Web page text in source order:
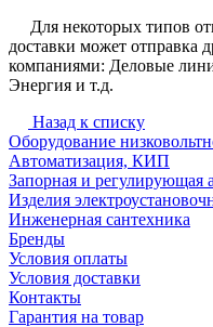
Для некоторых типов
доставки может отправка
компаниями: Деловые
Энергия и т.д.
Назад к списку
Оборудование
Автоматизация, КИП
Запорная и регулирующая
Изделия
Инженерная сантехника
Бренды
Условия оплаты
Условия доставки
Контакты
Гарантия на товар